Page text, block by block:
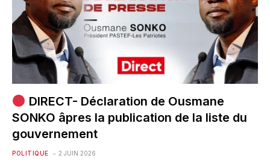
DIRECT- Déclaration de Ousmane
SONKO âpres la publication de la liste du
gouvernement
POLITIQUE 2 JUIN 2026